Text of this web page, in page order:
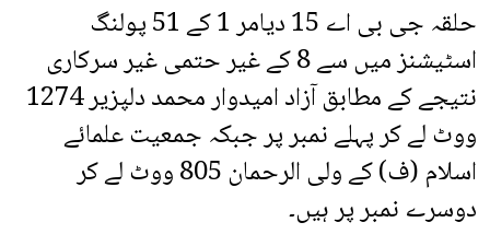
حلقہ جی بی اے 15 دیامر 1 کے 51 پولنگ
اسٹیشنز میں سے 8 کے غیر حتمی غیر سرکاری
نتیجے کے مطابق آزاد امیدوار محمد دلپزیر 1274
ووٹ لے کر پہلے نمبر پر جبکہ جمعیت علمائے
اسلام (ف) کے ولی الرحمان 805 ووٹ لے کر
دوسرے نمبر پر ہیں۔